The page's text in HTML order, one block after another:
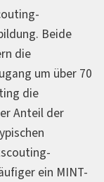
Beide
die
um über 70
die
Anteil der
ein MINT-